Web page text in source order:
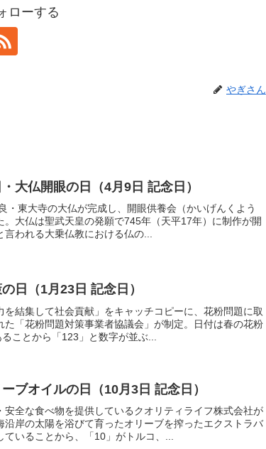
ローする
やぎさん
仏開眼の日（4月9日 記念日）
・東大寺の大仏が完成し、開眼供養会（かいげんくよう
大仏は聖武天皇の発願で745年（天平17年）に制作が開
われる大乗仏教における仏の...
（1月23日 記念日）
を結集して社会貢献」をキャッチコピーに、花粉問題に取
た「花粉問題対策事業者協議会」が制定。日付は春の花粉
ことから「123」と数字が並ぶ...
オイルの日（10月3日 記念日）
全な食べ物を提供しているクオリティライフ株式会社が
岸の太陽を浴びて育ったオリーブを搾ったエクストラバ
いることから、「10」がトルコ、...